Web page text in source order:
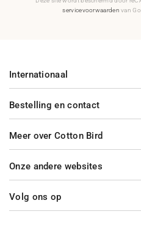
servicevoorwaarden van
Bestelling en contact
Meer over Cotton Bird
Internationaal
Onze andere websites
Volg ons op